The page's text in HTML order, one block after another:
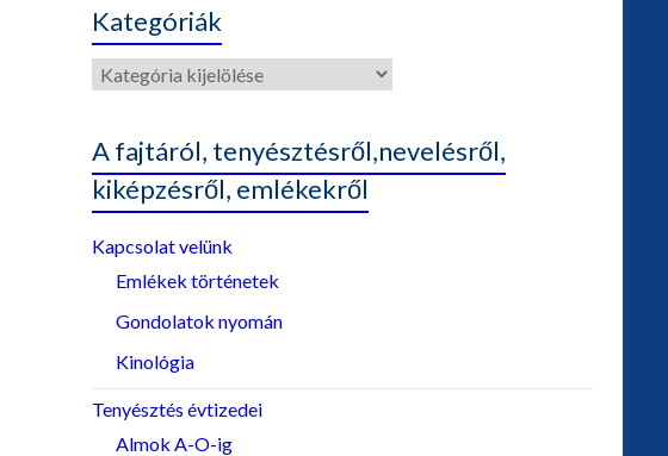
Kategóriák
Kategóriák
A fajtáról, tenyésztésről,nevelésről,
kiképzésről, emlékekről
Kapcsolat velünk
Emlékek történetek
Gondolatok nyomán
Kinológia
Tenyésztés évtizedei
Almok A-O-ig